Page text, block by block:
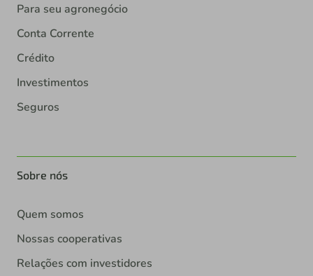
Para seu agronegócio
Conta Corrente
Crédito
Investimentos
Seguros
Sobre nós
Quem somos
Nossas cooperativas
Relações com investidores